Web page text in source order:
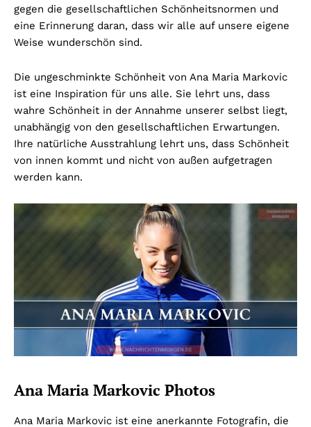
gegen die gesellschaftlichen Schönheitsnormen und
eine Erinnerung daran, dass wir alle auf unsere eigene
Weise wunderschön sind.
Die ungeschminkte Schönheit von Ana Maria Markovic
ist eine Inspiration für uns alle. Sie lehrt uns, dass
wahre Schönheit in der Annahme unserer selbst liegt,
unabhängig von den gesellschaftlichen Erwartungen.
Ihre natürliche Ausstrahlung lehrt uns, dass Schönheit
von innen kommt und nicht von außen aufgetragen
werden kann.
Ana Maria Markovic Photos
Ana Maria Markovic ist eine anerkannte Fotografin, die